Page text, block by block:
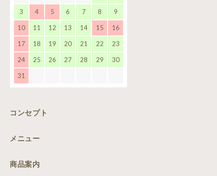
3 4 5 6 7 8 9
10 11 12 13 14 15 16
17 18 19 20 21 22 23
24 25 26 27 28 29 30
31
コンセプト
メニュー
商品案内